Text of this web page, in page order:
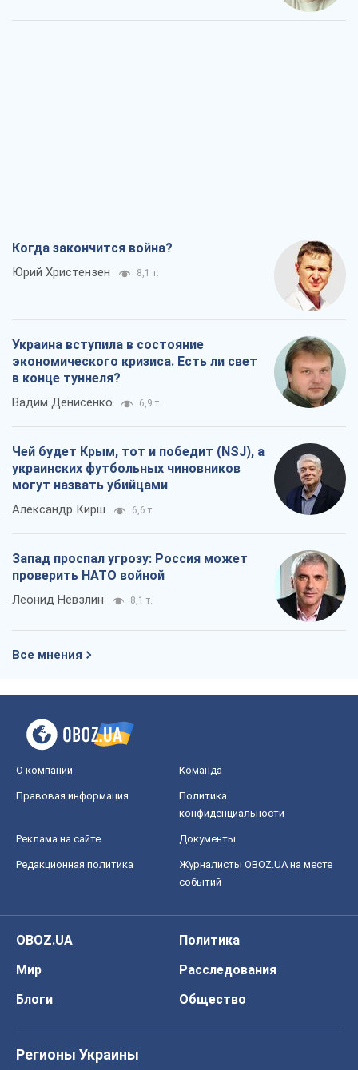
Когда закончится война?
Юрий Христензен 8,1 т.
Украина вступила в состояние
экономического кризиса. Есть ли свет
в конце туннеля?
Вадим Денисенко 6,9 т.
Чей будет Крым, тот и победит (NSJ), а
украинских футбольных чиновников
могут назвать убийцами
Александр Кирш 6,6 т.
Запад проспал угрозу: Россия может
проверить НАТО войной
Леонид Невзлин 8,1 т.
Все мнения
О компании Команда
Правовая информация
Политика
конфиденциальности
Реклама на сайте Документы
Редакционная политика
Журналисты OBOZ.UA на месте
событий
OBOZ.UA
Политика
Мир
Расследования
Блоги
Общество
Регионы Украины